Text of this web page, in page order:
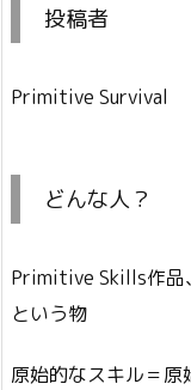
投稿者
Primitive Survival
どんな人？
Primitive Skills作品
という物
原始的なスキル＝原